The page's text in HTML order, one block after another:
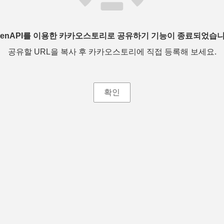
를 이용한 카카오스토리로 공유하기 기능이 종료되었습
공유할 URL을 복사 후 카카오스토리에 직접 등록해 보세요.
확인